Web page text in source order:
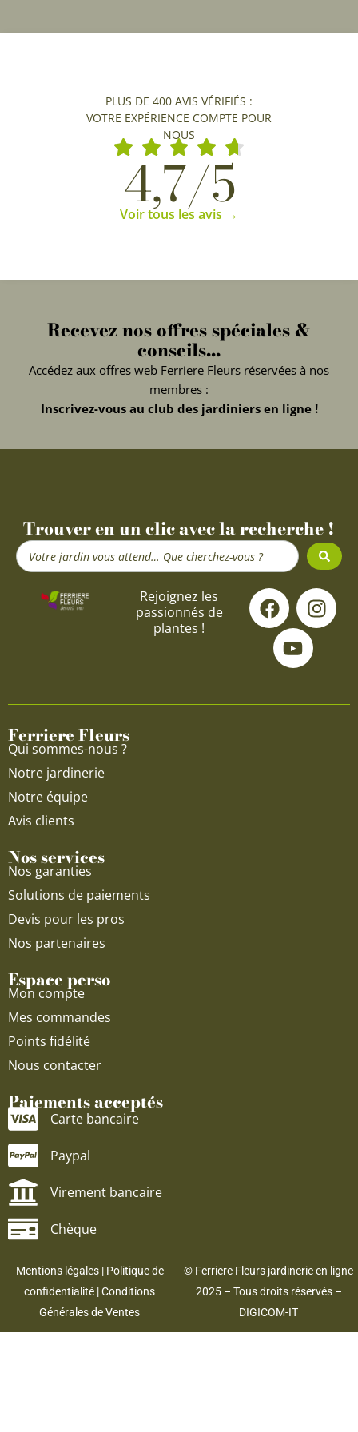
PLUS DE 400 AVIS VÉRIFIÉS :
VOTRE EXPÉRIENCE COMPTE POUR
NOUS
4,7/5
Voir tous les avis →
Recevez nos offres spéciales &
conseils...
Accédez aux offres web Ferriere Fleurs réservées à nos
membres :
Inscrivez-vous au club des jardiniers en ligne !
Trouver en un clic avec la recherche !
Search
...
Rejoignez les
passionnés de
plantes !
F
a
c
e
o
I
n
s
g
Y
o
u
t
u
b
Ferriere Fleurs
Qui sommes-nous ?
Notre jardinerie
Notre équipe
Avis clients
Nos services
Nos garanties
Solutions de paiements
Devis pour les pros
Nos partenaires
Espace perso
Mon compte
Mes commandes
Points fidélité
Nous contacter
Paiements acceptés
Carte bancaire
Paypal
Virement bancaire
Chèque
Mentions légales| Politique de
confidentialité |Conditions
Générales de Ventes
© Ferriere Fleurs jardinerie en ligne
2025 – Tous droits réservés –
DIGICOM-IT